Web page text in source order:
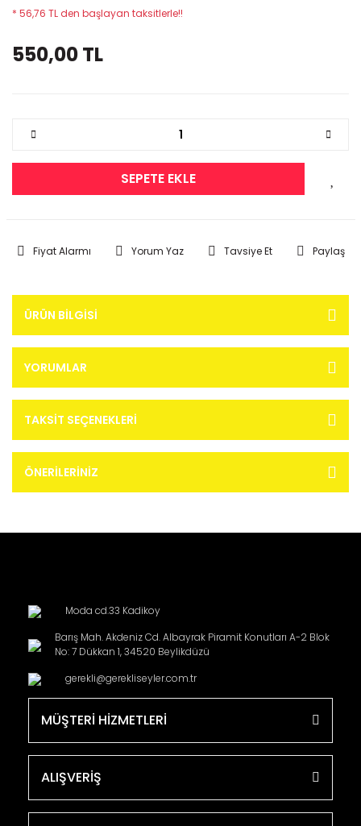
* 56,76 TL den başlayan taksitlerle!!
550,00 TL
SEPETE EKLE
Fiyat Alarmı Yorum Yaz Tavsiye Et Paylaş
ÜRÜN BILGISI
YORUMLAR
TAKSIT SEÇENEKLERI
ÖNERILERINIZ
Moda cd.33 Kadikoy
Barış Mah. Akdeniz Cd. Albayrak Piramit Konutları A-2 Blok
No: 7 Dükkan 1, 34520 Beylikdüzü
gerekli@gerekliseyler.com.tr
MÜŞTERİ HİZMETLERİ
ALIŞVERİŞ